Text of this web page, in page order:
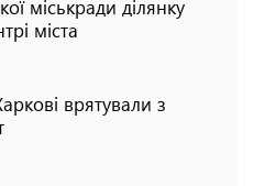
міськради ділянку
міста
врятували з